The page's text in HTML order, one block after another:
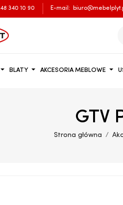
48 340 10 90 E-mail:
BLATY AKCESORIA MEBLOWE
GTV
Strona główna